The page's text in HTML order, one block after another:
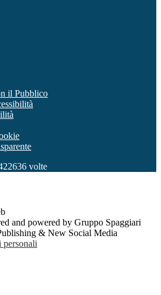
il Pubblico
volte
and powered by Gruppo Spaggiari
& New Social Media
personali